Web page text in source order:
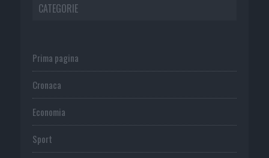
CATEGORIE
Prima pagina
Cronaca
Economia
Sport